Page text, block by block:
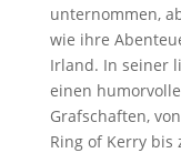
unternommen,
wie ihre
Irland. In seiner
einen
Grafschaften,
Ring of Kerry bis